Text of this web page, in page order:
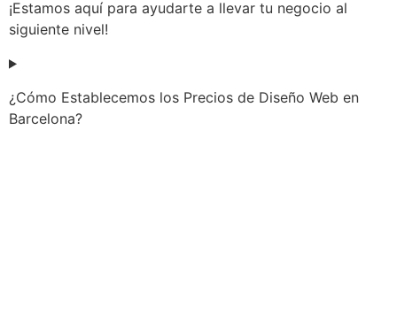
¡Estamos aquí para ayudarte a llevar tu negocio al
siguiente nivel!
¿Cómo Establecemos los Precios de Diseño Web en
Barcelona?